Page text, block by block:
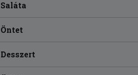
Saláta
Öntet
Desszert